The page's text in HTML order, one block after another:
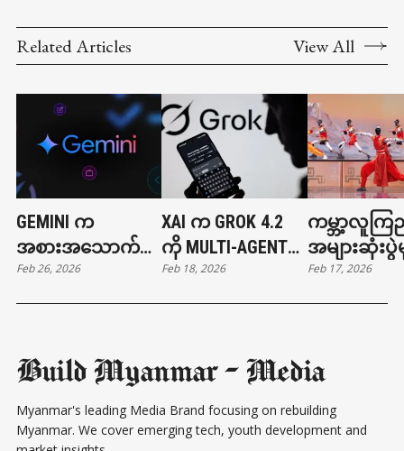
Related Articles View All
GEMINI က
အစားအသောက်မှာ
တာနဲ့ ကားခေါ်တာ
တွေ လုပ်ပေးနိုင်ပြီ
Feb 26, 2026
XAI က GROK 4.2
ကို MULTI-AGENT
ARCHITECTURE နဲ့
မိတ်ဆက်
Feb 18, 2026
ကမ္ဘာ့လူကြ
အများဆုံးပွဲ
တရုတ်စက်
ကွန်ဖူးကစား
Feb 17, 2026
Build Myanmar - Media
Myanmar's leading Media Brand focusing on rebuilding
Myanmar. We cover emerging tech, youth development and